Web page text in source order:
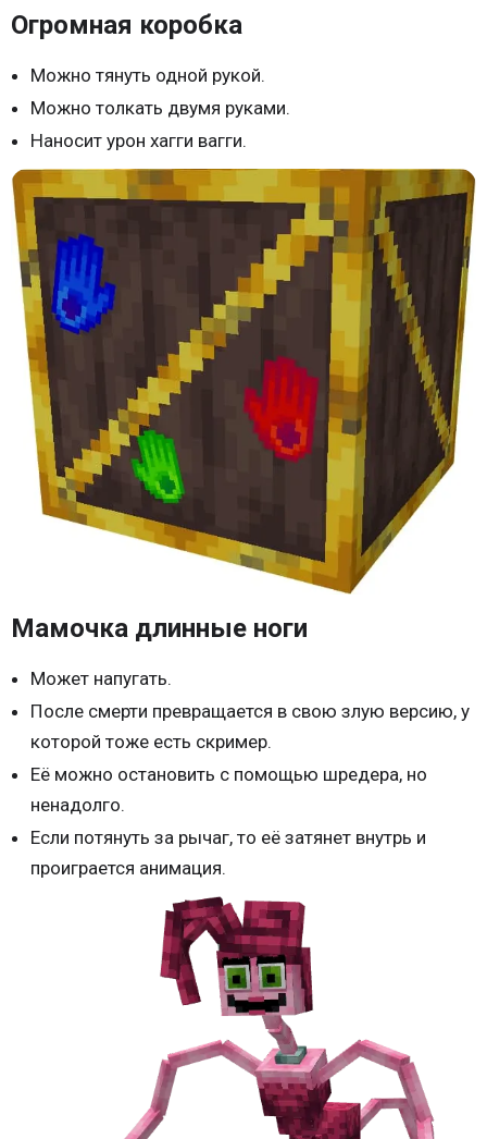
Огромная коробка
Можно тянуть одной рукой.
Можно толкать двумя руками.
Наносит урон хагги вагги.
Мамочка длинные ноги
Может напугать.
После смерти превращается в свою злую версию, у
которой тоже есть скример.
Её можно остановить с помощью шредера, но
ненадолго.
Если потянуть за рычаг, то её затянет внутрь и
проиграется анимация.